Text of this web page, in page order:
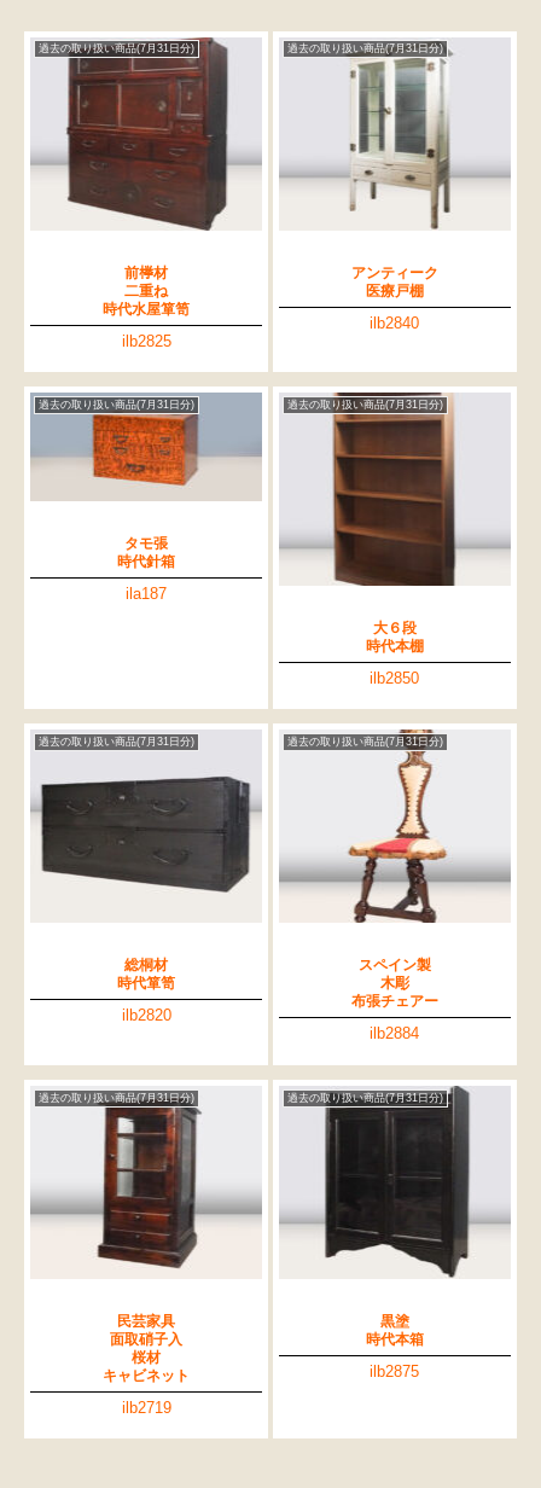
過去の取り扱い商品(7月31日分)
前﨔材
二重ね
時代水屋箪笥
ilb2825
過去の取り扱い商品(7月31日分)
アンティーク
医療戸棚
ilb2840
過去の取り扱い商品(7月31日分)
タモ張
時代針箱
ila187
過去の取り扱い商品(7月31日分)
大６段
時代本棚
ilb2850
過去の取り扱い商品(7月31日分)
総桐材
時代箪笥
ilb2820
過去の取り扱い商品(7月31日分)
スペイン製
木彫
布張チェアー
ilb2884
過去の取り扱い商品(7月31日分)
民芸家具
面取硝子入
桜材
キャビネット
ilb2719
過去の取り扱い商品(7月31日分)
黒塗
時代本箱
ilb2875